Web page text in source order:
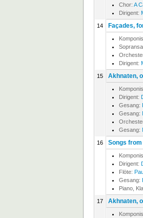
Chor: A
Dirigent:
14 Façades,
Dirigent:
15 Akhnaten,
Dirigent:
Gesang:
Gesang:
Gesang:
16 Songs
Dirigent:
Flöte:
Gesang:
Piano,
17 Akhnaten,